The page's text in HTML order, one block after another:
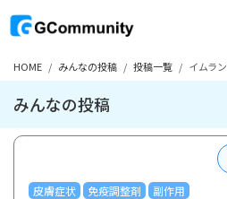
HOME みんなの投稿 投稿一覧 イムラ
みんなの投稿
皮膚症状 免疫調整剤 副作用